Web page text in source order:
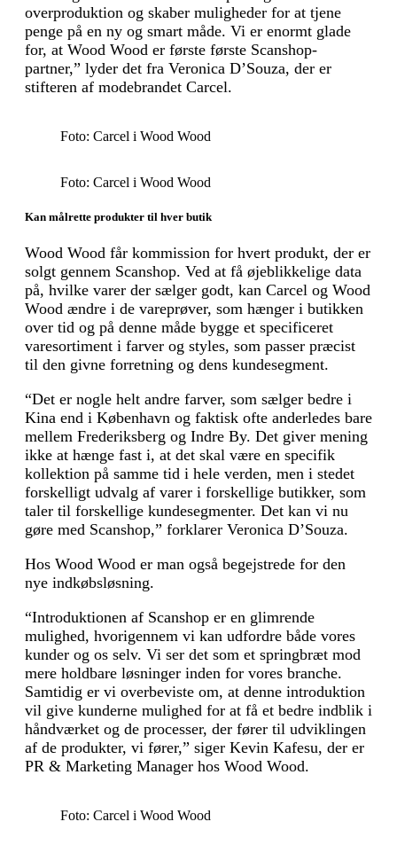
overproduktion og skaber muligheder for at tjene
penge på en ny og smart måde. Vi er enormt glade
for, at Wood Wood er første første Scanshop-
partner,” lyder det fra Veronica D’Souza, der er
stifteren af modebrandet Carcel.
Foto: Carcel i Wood Wood
Foto: Carcel i Wood Wood
Kan målrette produkter til hver butik
Wood Wood får kommission for hvert produkt, der er
solgt gennem Scanshop. Ved at få øjeblikkelige data
på, hvilke varer der sælger godt, kan Carcel og Wood
Wood ændre i de vareprøver, som hænger i butikken
over tid og på denne måde bygge et specificeret
varesortiment i farver og styles, som passer præcist
til den givne forretning og dens kundesegment.
“Det er nogle helt andre farver, som sælger bedre i
Kina end i København og faktisk ofte anderledes bare
mellem Frederiksberg og Indre By. Det giver mening
ikke at hænge fast i, at det skal være en specifik
kollektion på samme tid i hele verden, men i stedet
forskelligt udvalg af varer i forskellige butikker, som
taler til forskellige kundesegmenter. Det kan vi nu
gøre med Scanshop,” forklarer Veronica D’Souza.
Hos Wood Wood er man også begejstrede for den
nye indkøbsløsning.
“Introduktionen af Scanshop er en glimrende
mulighed, hvorigennem vi kan udfordre både vores
kunder og os selv. Vi ser det som et springbræt mod
mere holdbare løsninger inden for vores branche.
Samtidig er vi overbeviste om, at denne introduktion
vil give kunderne mulighed for at få et bedre indblik i
håndværket og de processer, der fører til udviklingen
af de produkter, vi fører,” siger Kevin Kafesu, der er
PR & Marketing Manager hos Wood Wood.
Foto: Carcel i Wood Wood